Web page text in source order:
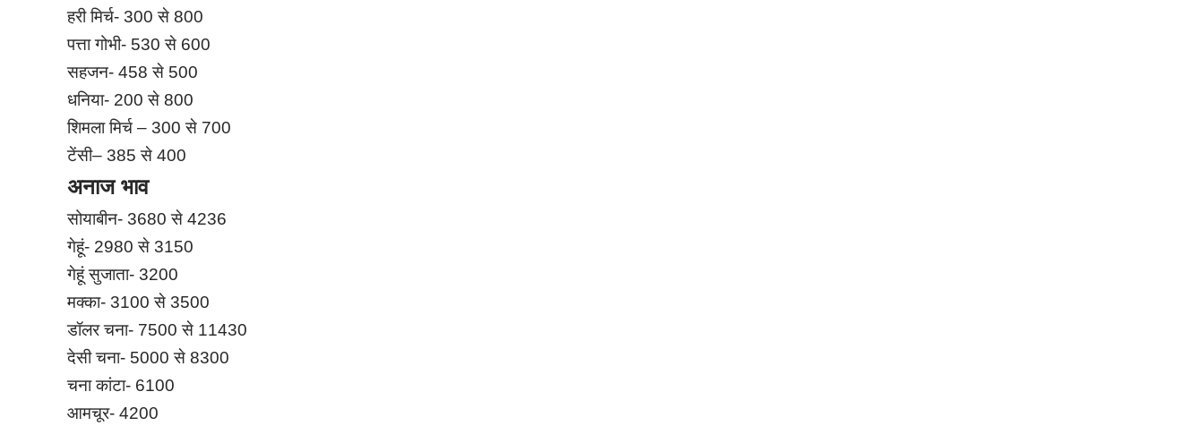
हरी मिर्च- 300 से 800
पत्ता गोभी- 530 से 600
सहजन- 458 से 500
धनिया- 200 से 800
शिमला मिर्च – 300 से 700
टेंसी– 385 से 400
अनाज भाव
सोयाबीन- 3680 से 4236
गेहूं- 2980 से 3150
गेहूं सुजाता- 3200
मक्का- 3100 से 3500
डॉलर चना- 7500 से 11430
देसी चना- 5000 से 8300
चना कांटा- 6100
आमचूर- 4200